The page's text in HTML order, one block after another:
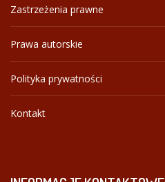
Zastrzeżenia prawne
Prawa autorskie
Polityka prywatności
Kontakt